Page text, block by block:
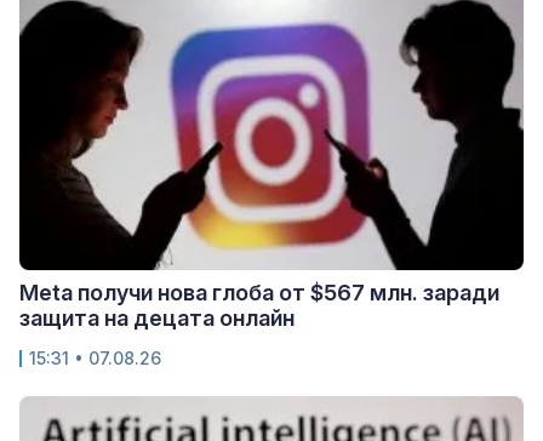
Meta получи нова глоба от $567 млн. заради
защита на децата онлайн
15:31 • 07.08.26